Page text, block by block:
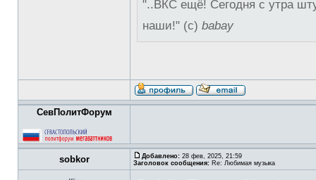
"..ВКС ещё! Сегодня с утра
наши!" (с) babay
СевПолитФорум
sobkor Добавлено: 28 фев, 2025, 21:59
Заголовок сообщения: Re: Любимая музыка